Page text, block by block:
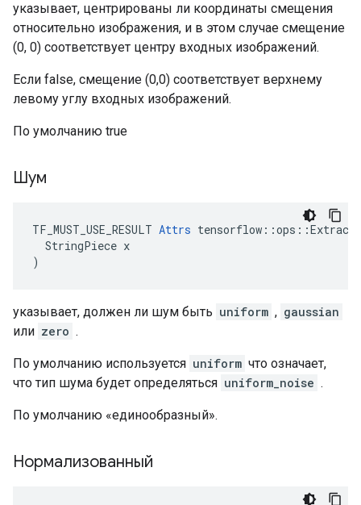
указывает, центрированы ли координаты смещения
относительно изображения, и в этом случае смещение
(0, 0) соответствует центру входных изображений.
Если false, смещение (0,0) соответствует верхнему
левому углу входных изображений.
По умолчанию true
Шум
TF_MUST_USE_RESULT Attrs
  StringPiece x
)
указывает, должен ли шум быть uniform , gaussian
или zero .
По умолчанию используется uniform что означает,
что тип шума будет определяться uniform_noise .
По умолчанию «единообразный».
Нормализованный